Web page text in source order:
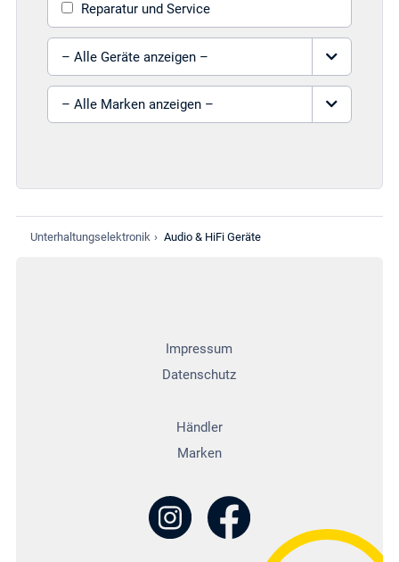
Reparatur und Service
Gerät auswählen
Marke auswählen
Unterhaltungselektronik › Audio & HiFi Geräte
Impressum
Datenschutz
Händler
Marken